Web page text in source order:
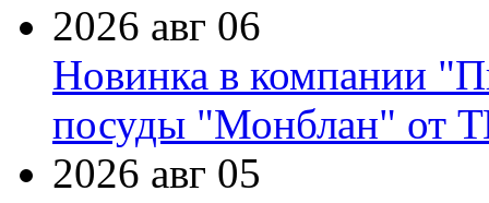
2026 авг 06
Новинка в компании
посуды "Монблан" от
2026 авг 05